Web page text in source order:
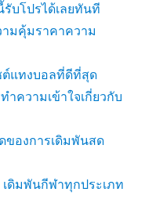
บโปรได้เลยทันที
มคุ้มราคาความ
ต์แทงบอลที่ดีที่สุด
ความเข้าใจเกี่ยวกับ
ของการเดิมพันสด
ดิมพันกีฬาทุกประเภท